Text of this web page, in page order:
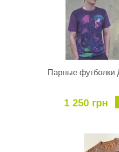
Парные футболки
1 250 грн